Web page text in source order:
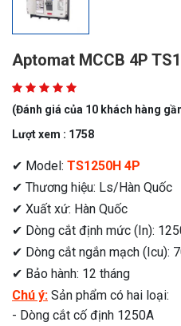
Aptomat MCCB 4P
(Đánh giá của 10 khách hàng
Lượt xem : 1758
✔ Model: TS1250H 4P
✔ Thương hiệu: Ls/Hàn Quốc
✔ Xuất xứ: Hàn Quốc
✔ Dòng cắt định mức (In):
✔ Dòng cắt ngắn mạch (Icu):
✔ Bảo hành: 12 tháng
Chú ý: Sản phẩm có hai loại:
- Dòng cắt cố định 1250A